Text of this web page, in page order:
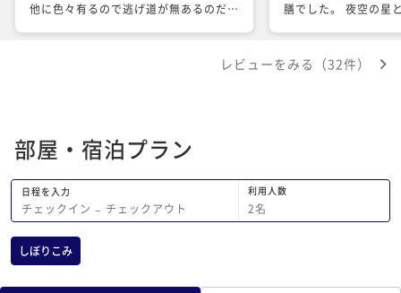
他に色々有るので逃げ道が無あるのだが
ていて掃除も行き届きとても綺麗でし
膳でした。 夜空の星
冷凍庫がついていま
た。
レビューをみる（32件）
部屋・宿泊プラン
日程を入力
チェックイン − チェックアウト
利用人数
2名
しぼりこみ